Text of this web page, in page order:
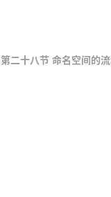
二十八节 命名空间的